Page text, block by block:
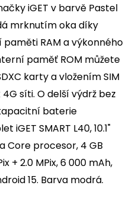
iGET v barvě Pastel
mrknutím oka díky
RAM a výkonného
paměť ROM můžete
karty a vložením SIM
síti. O delší výdrž bez
baterie
iGET SMART L40, 10.1"
Core procesor, 4 GB
+ 2.0 MPix, 6 000 mAh,
15. Barva modrá.